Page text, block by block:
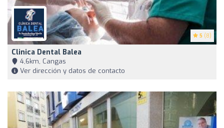
5 (8)
Clinica Dental Balea
4,6km, Cangas
Ver dirección y datos de contacto